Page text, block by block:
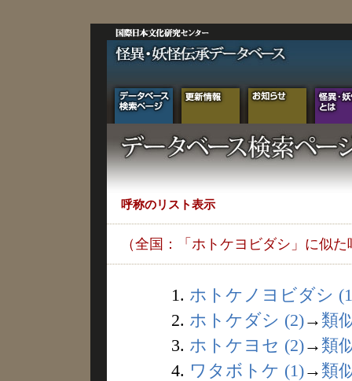
呼称のリスト表示
（全国：「ホトケヨビダシ」に似た
1. ホトケノヨビダシ
2. ホトケダシ (2)→ 類
3. ホトケヨセ (2)→ 類
4. ワタボトケ (1)→ 類